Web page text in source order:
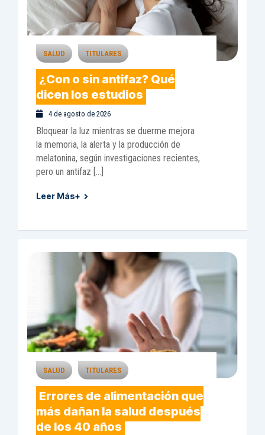
SALUD TITULARES
¿Con o sin antifaz? Qué
dicen los estudios
4 de agosto de 2026
Bloquear la luz mientras se duerme mejora
la memoria, la alerta y la producción de
melatonina, según investigaciones recientes,
pero un antifaz […]
Leer Más+
SALUD TITULARES
Errores de alimentación que
más dañan la salud después
de los 40 años